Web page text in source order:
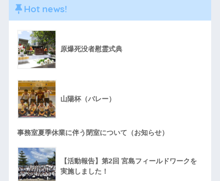
Hot news!
原爆死没者慰霊式典
山陽杯（バレー）
事務室夏季休業に伴う閉室について（お知らせ）
【活動報告】第2回 宮島フィールドワークを
実施しました！